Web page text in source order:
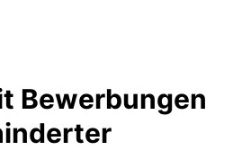
Bewerbungen